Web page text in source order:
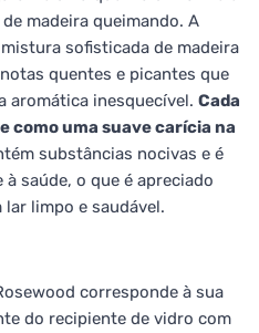
madeira queimando. A
sofisticada de madeira
quentes e picantes que
aromática inesquecível. Cada
como uma suave carícia na
substâncias nocivas e é
saúde, o que é apreciado
limpo e saudável.
corresponde à sua
do recipiente de vidro com